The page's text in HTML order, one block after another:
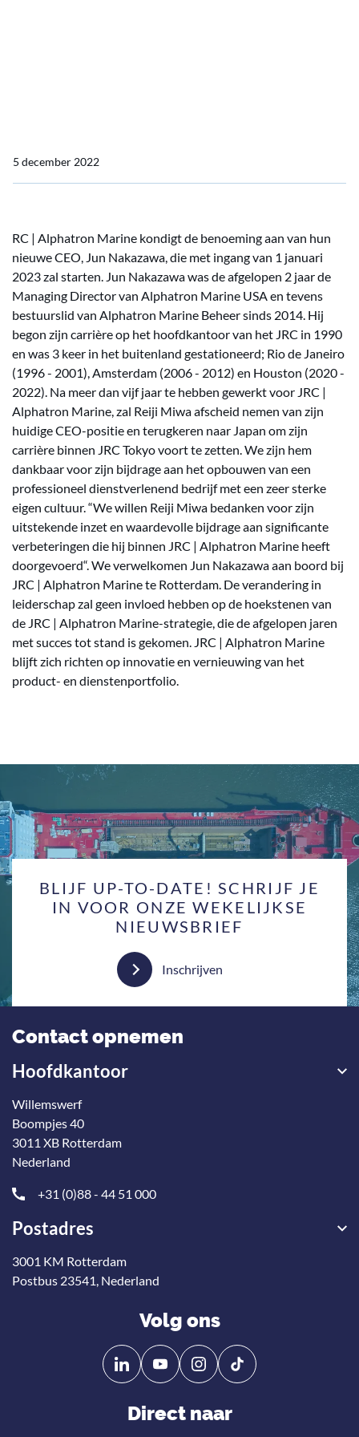
5 december 2022
RC | Alphatron Marine kondigt de benoeming aan van hun
nieuwe CEO, Jun Nakazawa, die met ingang van 1 januari
2023 zal starten. Jun Nakazawa was de afgelopen 2 jaar de
Managing Director van Alphatron Marine USA en tevens
bestuurslid van Alphatron Marine Beheer sinds 2014. Hij
begon zijn carrière op het hoofdkantoor van het JRC in 1990
en was 3 keer in het buitenland gestationeerd; Rio de Janeiro
(1996 - 2001), Amsterdam (2006 - 2012) en Houston (2020 -
2022). Na meer dan vijf jaar te hebben gewerkt voor JRC |
Alphatron Marine, zal Reiji Miwa afscheid nemen van zijn
huidige CEO-positie en terugkeren naar Japan om zijn
carrière binnen JRC Tokyo voort te zetten. We zijn hem
dankbaar voor zijn bijdrage aan het opbouwen van een
professioneel dienstverlenend bedrijf met een zeer sterke
eigen cultuur. “We willen Reiji Miwa bedanken voor zijn
uitstekende inzet en waardevolle bijdrage aan significante
verbeteringen die hij binnen JRC | Alphatron Marine heeft
doorgevoerd“. We verwelkomen Jun Nakazawa aan boord bij
JRC | Alphatron Marine te Rotterdam. De verandering in
leiderschap zal geen invloed hebben op de hoekstenen van
de JRC | Alphatron Marine-strategie, die de afgelopen jaren
met succes tot stand is gekomen. JRC | Alphatron Marine
blijft zich richten op innovatie en vernieuwing van het
product- en dienstenportfolio.
BLIJF UP-TO-DATE! SCHRIJF JE
IN VOOR ONZE WEKELIJKSE
NIEUWSBRIEF
Inschrijven
Contact opnemen
Hoofdkantoor
Willemswerf
Boompjes 40
3011 XB Rotterdam
Nederland
+31 (0)88 - 44 51 000
Postadres
3001 KM Rotterdam
Postbus 23541, Nederland
Volg ons
Volg
ons
Linkedin
Volg
ons
YouTube
Direct naar